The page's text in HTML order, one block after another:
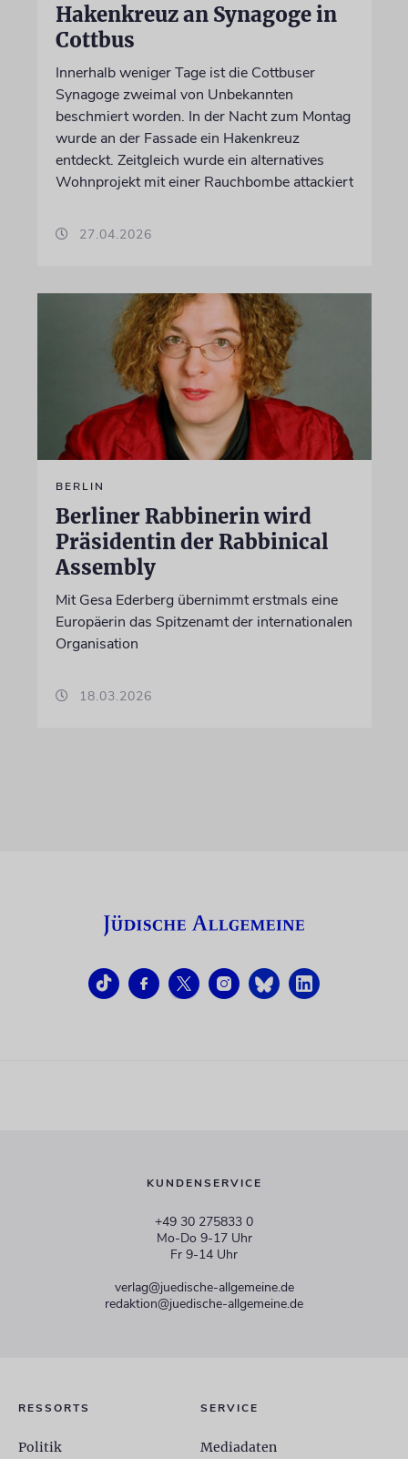
Hakenkreuz an Synagoge in
Cottbus
Innerhalb weniger Tage ist die Cottbuser
Synagoge zweimal von Unbekannten
beschmiert worden. In der Nacht zum Montag
wurde an der Fassade ein Hakenkreuz
entdeckt. Zeitgleich wurde ein alternatives
Wohnprojekt mit einer Rauchbombe attackiert
27.04.2026
BERLIN
Berliner Rabbinerin wird
Präsidentin der Rabbinical
Assembly
Mit Gesa Ederberg übernimmt erstmals eine
Europäerin das Spitzenamt der internationalen
Organisation
18.03.2026
KUNDENSERVICE
+49 30 275833 0
Mo-Do 9-17 Uhr
Fr 9-14 Uhr
verlag@juedische-allgemeine.de
redaktion@juedische-allgemeine.de
RESSORTS
Politik
SERVICE
Mediadaten